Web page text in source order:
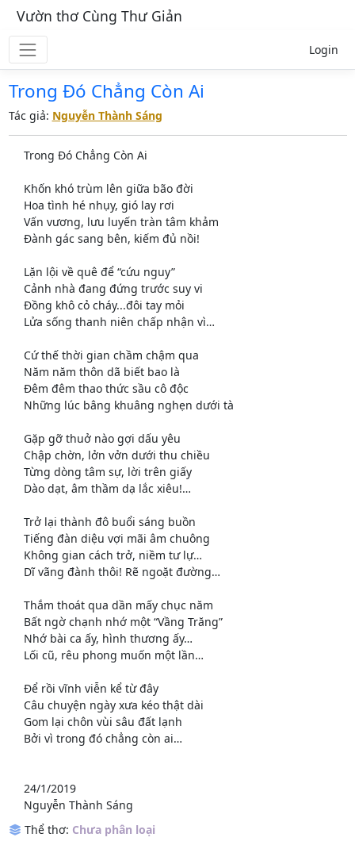
Vườn thơ Cùng Thư Giản
Login
Trong Đó Chẳng Còn Ai
Tác giả: Nguyễn Thành Sáng
Trong Đó Chẳng Còn Ai
Khốn khó trùm lên giữa bão đời
Hoa tình hé nhụy, gió lay rơi
Vấn vương, lưu luyến tràn tâm khảm
Đành gác sang bên, kiếm đủ nồi!
Lặn lội về quê để “cứu nguy”
Cảnh nhà đang đứng trước suy vi
Đồng khô cỏ cháy...đôi tay mỏi
Lửa sống thanh niên chấp nhận vì…
Cứ thế thời gian chầm chậm qua
Năm năm thôn dã biết bao là
Đêm đêm thao thức sầu cô độc
Những lúc bâng khuâng nghẹn dưới tà
Gặp gỡ thuở nào gợi dấu yêu
Chập chờn, lởn vởn dưới thu chiều
Từng dòng tâm sự, lời trên giấy
Dào dạt, âm thầm dạ lắc xiêu!…
Trở lại thành đô buổi sáng buồn
Tiếng đàn diệu vợi mãi âm chuông
Không gian cách trở, niềm tư lự…
Dĩ vãng đành thôi! Rẽ ngoặt đường…
Thắm thoát qua dần mấy chục năm
Bất ngờ chạnh nhớ một “Vầng Trăng”
Nhớ bài ca ấy, hình thương ấy…
Lối cũ, rêu phong muốn một lần…
Để rồi vĩnh viễn kể từ đây
Câu chuyện ngày xưa kéo thật dài
Gom lại chôn vùi sâu đất lạnh
Bởi vì trong đó chẳng còn ai…
24/1/2019
Nguyễn Thành Sáng
Thể thơ: Chưa phân loại